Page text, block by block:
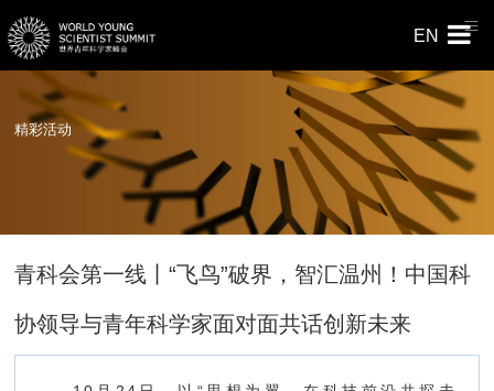
EN
精彩活动
青科会第一线丨“飞鸟”破界，智汇温州！中国科
协领导与青年科学家面对面共话创新未来